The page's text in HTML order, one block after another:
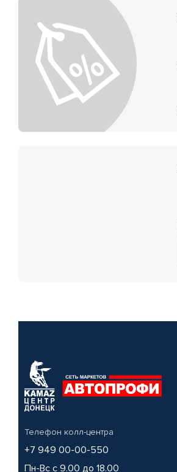
Телефон колл-центра
+7 949 00-00-550
Пн-Вс с 9.00 до 18.00